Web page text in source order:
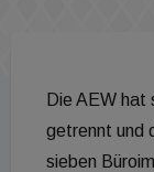
Die AEW hat
getrennt und
sieben